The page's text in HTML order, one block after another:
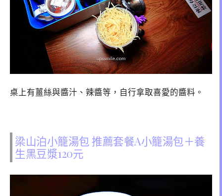
桌上有薑絲與醬汁、辣醬等，自行拿取喜愛的醬料。
梁山泊小籠湯包 推薦套餐A小籠湯包＋養
生黑豆漿120元